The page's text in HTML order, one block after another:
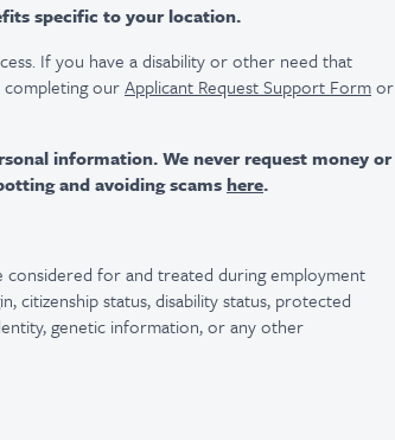
specific to your location.
If you have a disability or other need that
completing ourApplicant Request Support Formor
information. We never request money or
and avoiding scams here.
considered for and treated during employment
citizenship status, disability status, protected
genetic information, or any other